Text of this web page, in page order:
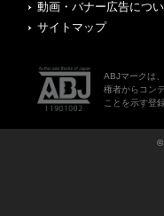
動画・バナー広告につ
サイトマップ
ABJマークは
権者からコン
ことを示す登
©